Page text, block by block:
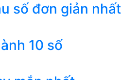
số đơn giản nhất
10 số